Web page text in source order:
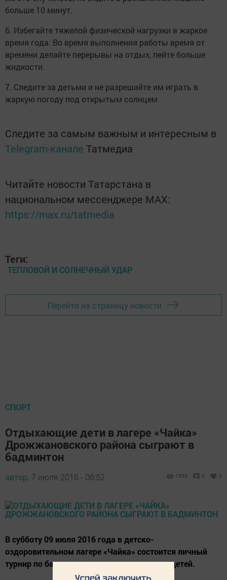
больше 10 минут.
6. Избегайте тяжелой физической нагрузки в жаркое
время года. Во время выполнения работы время от
времени делайте перерывы на отдых, пейте больше
жидкости.
7. Следите за детьми и не разрешайте им играть в
жаркую погоду под открытым солнцем
Следите за самым важным и интересным в
Telegram-канале Татмедиа
Читайте новости Татарстана в
национальном мессенджере MАХ:
https://max.ru/tatmedia
Теги:
ТЕПЛОВОЙ И СОЛНЕЧНЫЙ УДАР
Перейти на страницу новости
СПОРТ
Отдыхающие дети в лагере «Чайка»
Дрожжановского района сыграют в
бадминтон
автор, 7 июля 2016 - 06:52 1559 0 0
В субботу 09 июля 2016 года в детско-
оздоровительном лагере «Чайка» состоится личный
турнир по бадминтону среди отдыхающих детей.